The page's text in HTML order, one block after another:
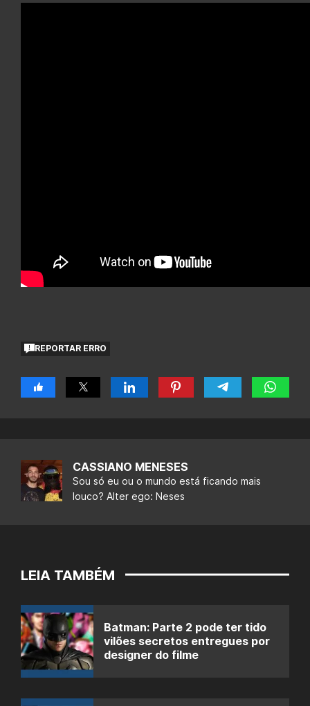
REPORTAR ERRO
CASSIANO MENESES
Sou só eu ou o mundo está ficando mais
louco? Alter ego: Neses
LEIA TAMBÉM
Batman: Parte 2 pode ter tido
vilões secretos entregues por
designer do filme